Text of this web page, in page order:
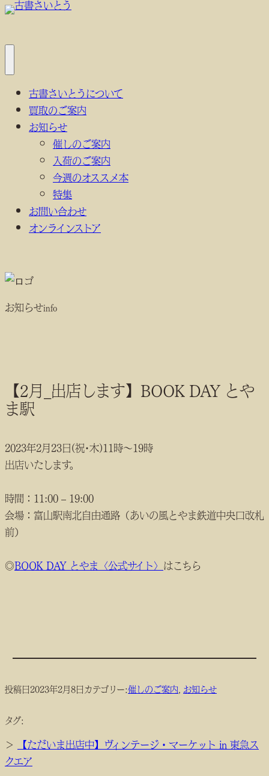
内
を
キ
ュ
を
開
古書さいとうについて
買取のご案内
お知らせ
催しのご案内
入荷のご案内
今週のオススメ本
特集
お問い合わせ
オンラインストア
お知らせinfo
【2月_出店します】BOOK DAY とや
ま駅
2023年2月23日(祝･木)11時〜19時
出店いたします。
時間：11:00 – 19:00
会場：富山駅南北自由通路（あいの風とやま鉄道中央口改札
前）
◎BOOK DAY とやま〈公式サイト〉 はこちら
投稿日2023年2月8日カテゴリー:催しのご案内, お知らせ
タグ:
＞
【ただいま出店中】ヴィンテージ・マーケット in 東急ス
クエア